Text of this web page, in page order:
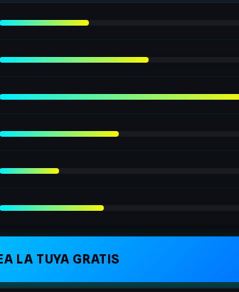
LA TUYA GRATIS